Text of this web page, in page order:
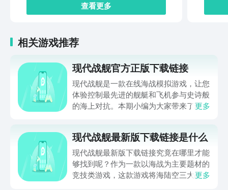
查看更多
相关游戏推荐
现代战舰官方正版下载链接
现代战舰是一款在线海战模拟游戏，让您
体验控制最先进的舰艇和飞机参与史诗般
的海上对抗。本期小编为大家带来了现代
种真实的舰艇和飞机，升级它们的属性和
武器，创建舰队和朋友一起战斗，赢得锦
标赛的冠军，成为现代战舰中的传奇！
更多
现代战舰最新版下载链接是什么
现代战舰最新版下载链接究竟在哪里才能
够找到呢？作为一款以海战为主要题材的
竞技类游戏，这款游戏将海陆空三大战役
更多